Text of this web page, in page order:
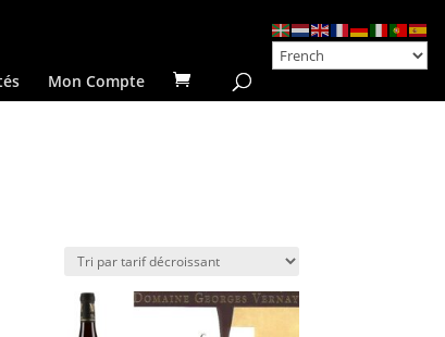
Mon Compte